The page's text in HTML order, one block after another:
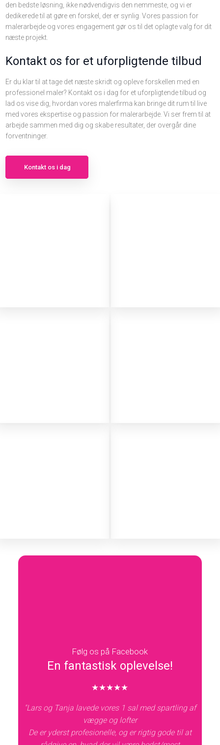
den bedste løsning, ikke nødvendigvis den nemmeste, og vi er
dedikerede til at gøre en forskel, der er synlig. Vores passion for
malerarbejde og vores engagement gør os til det oplagte valg for dit
næste projekt.
Kontakt os for et uforpligtende tilbud
Er du klar til at tage det næste skridt og opleve forskellen med en
professionel maler? Kontakt os i dag for et uforpligtende tilbud og
lad os vise dig, hvordan vores malerfirma kan bringe dit rum til live
med vores ekspertise og passion for malerarbejde. Vi ser frem til at
arbejde sammen med dig og skabe resultater, der overgår dine
forventninger.
Kontakt os i dag​
Følg os på Facebook
​En fantastisk oplevelse!
★★★★★​
"Lars og Tanja lavede vores 1 sal med spartling af
vægge og lofter
De er ​yderst profesionelle, og er rigtig gode til at